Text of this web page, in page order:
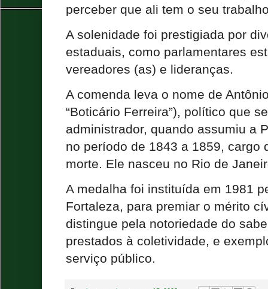
perceber que ali tem o seu
A solenidade foi prestigiada por
estaduais, como parlamentares
vereadores (as) e lideranças.
A comenda leva o nome de
“Boticário Ferreira”), político que
administrador, quando assumiu a
no período de 1843 a 1859, cargo
morte. Ele nasceu no Rio de
A medalha foi instituída em 1981
Fortaleza, para premiar o mérito
distingue pela notoriedade do
prestados à coletividade, e
serviço público.